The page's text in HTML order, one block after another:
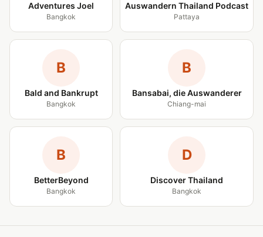
Adventures Joel
Bangkok
Auswandern Thailand Podcast
Pattaya
B
Bald and Bankrupt
Bangkok
B
Bansabai, die Auswanderer
Chiang-mai
B
BetterBeyond
Bangkok
D
Discover Thailand
Bangkok